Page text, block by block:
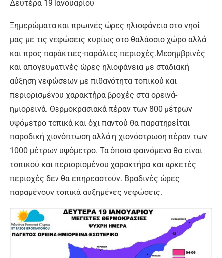
Δευτέρα 19 Ιανουαρίου
Ξημερώματα και πρωινές ώρες ηλιοφάνεια στο νησί
μας με τις νεφώσεις κυρίως στο θαλάσσιο χώρο αλλά
και προς παράκτιες-παράλιες περιοχές.Μεσημβρινές
και απογευματινές ώρες ηλιοφάνεια με σταδιακή
αύξηση νεφώσεων με πιθανότητα τοπικού και
περιορισμένου χαρακτήρα βροχές στα ορεινά-
ημιορεινά. Θερμοκρασιακά πέραν των 800 μέτρων
υψόμετρο τοπικά και όχι παντού θα παρατηρείται
παροδική χιονόπτωση αλλά η χιονόστρωση πέραν των
1000 μέτρων υψόμετρο. Τα όποια φαινόμενα θα είναι
τοπικού και περιορισμένου χαρακτήρα και αρκετές
περιοχές δεν θα επηρεαστούν. Βραδινές ώρες
παραμένουν τοπικά αυξημένες νεφώσεις.